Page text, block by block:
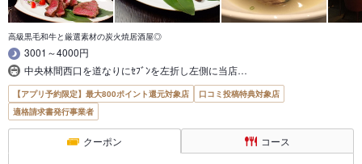
高級黒毛和牛と厳選素材の炭火焼居酒屋◎
3001～4000円
中央林間西口を道なりにｾﾌﾞﾝを左折し左側に当店…
【アプリ予約限定】最大800ポイント還元対象店
口コミ投稿特典対象店
適格請求書発行事業者
クーポン コース